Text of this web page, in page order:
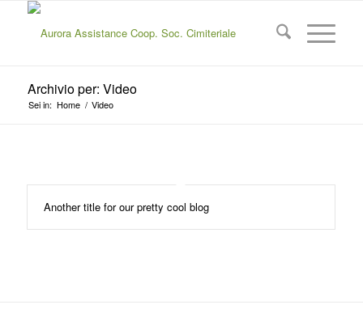
Archivio per: Video
Sei in: Home / Video
Another title for our pretty cool blog